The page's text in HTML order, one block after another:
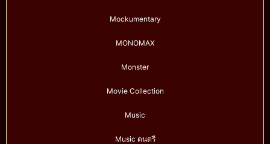
Mockumentary
MONOMAX
Monster
Movie Collection
Music
Music ดนตรี